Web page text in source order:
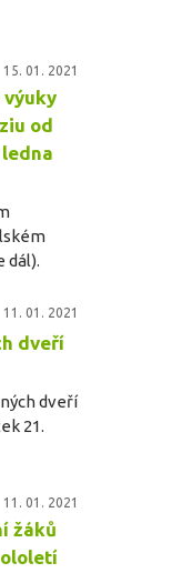
15. 01. 2021
výuky
od
ledna
dál).
11. 01. 2021
dveří
dveří
21.
11. 01. 2021
žáků